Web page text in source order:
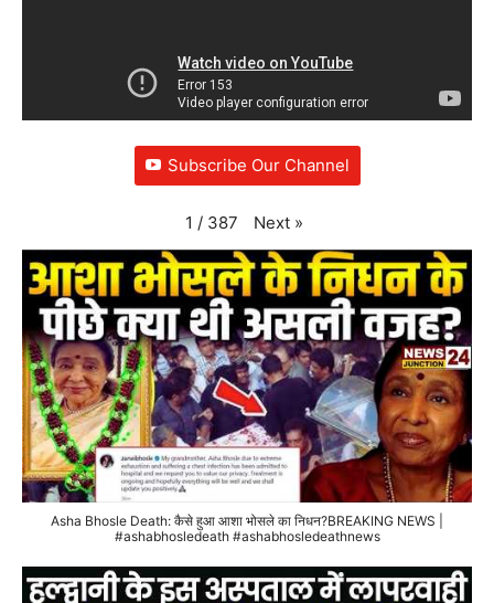
Subscribe Our Channel
1 / 387 Next »
Asha Bhosle Death: कैसे हुआ आशा भोसले का निधन?BREAKING NEWS |
#ashabhosledeath #ashabhosledeathnews